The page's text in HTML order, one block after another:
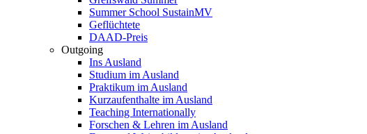
Summer School SustainMV
Geflüchtete
DAAD-Preis
Outgoing
Ins Ausland
Studium im Ausland
Praktikum im Ausland
Kurzaufenthalte im Ausland
Teaching Internationally
Forschen & Lehren im Ausland